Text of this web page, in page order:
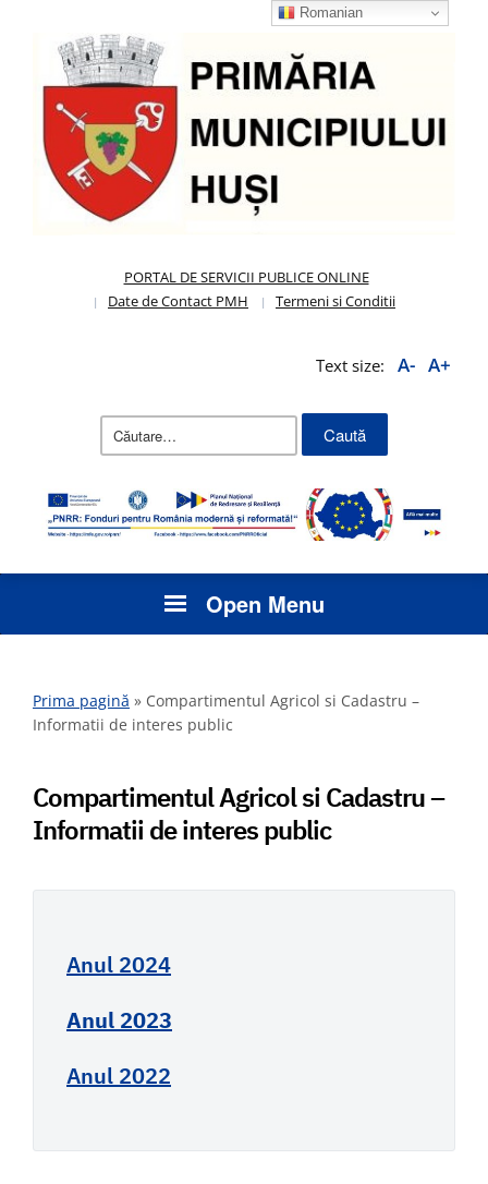
PORTAL DE SERVICII PUBLICE ONLINE
Date de Contact PMH
Termeni si Conditii
Text size: A- A+
Caută
Open Menu
Prima pagină » Compartimentul Agricol si Cadastru –
Informatii de interes public
Compartimentul Agricol si Cadastru –
Informatii de interes public
Anul 2024
Anul 2023
Anul 2022
Romanian